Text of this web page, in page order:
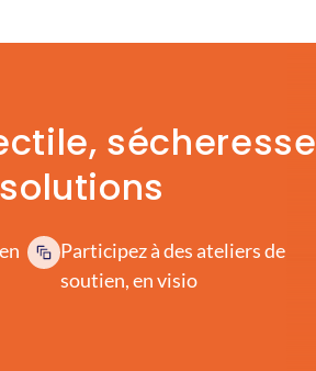
sécheresse
Participez à des ateliers de
soutien, en visio